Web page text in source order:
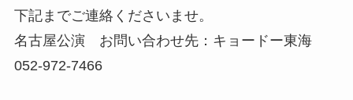
下記までご連絡くださいませ。
名古屋公演 お問い合わせ先：キョードー東海
052-972-7466